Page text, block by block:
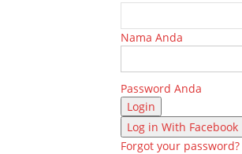
Nama Anda
Password Anda
Log in With Facebook
Forgot your